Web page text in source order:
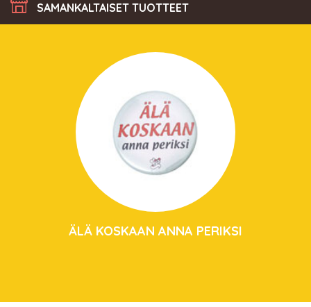
SAMANKALTAISET TUOTTEET
ÄLÄ KOSKAAN ANNA PERIKSI